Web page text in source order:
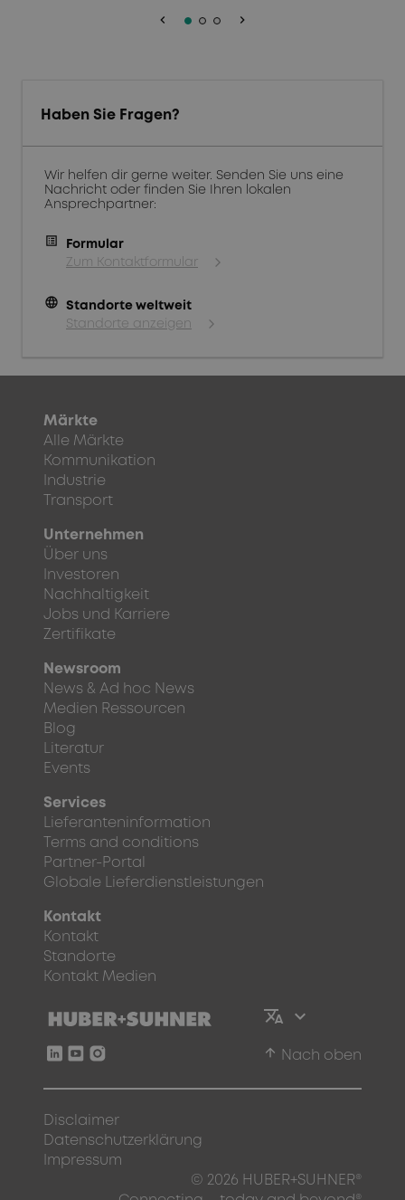
keyboard_arrow_left keyboard_arrow_right
Haben Sie Fragen?
Wir helfen dir gerne weiter. Senden Sie uns eine
Nachricht oder finden Sie Ihren lokalen
Ansprechpartner:
Formular
Zum Kontaktformular
language
Standorte weltweit
Standorte anzeigen
Märkte
Alle Märkte
Kommunikation
Industrie
Transport
Unternehmen
Über uns
Investoren
Nachhaltigkeit
Jobs und Karriere
Zertifikate
Newsroom
News & Ad hoc News
Medien Ressourcen
Blog
Literatur
Events
Services
Lieferanteninformation
Terms and conditions
Partner-Portal
Globale Lieferdienstleistungen
Kontakt
Kontakt
Standorte
Kontakt Medien
arrow_upward Nach oben
Disclaimer
Datenschutzerklärung
Impressum
© 2026 HUBER+SUHNER®